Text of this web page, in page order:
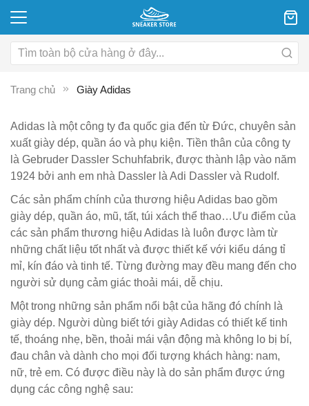
Trang chủ Giày Adidas
Adidas là một công ty đa quốc gia đến từ Đức, chuyên sản
xuất giày dép, quần áo và phụ kiện. Tiền thân của công ty
là Gebruder Dassler Schuhfabrik, được thành lập vào năm
1924 bởi anh em nhà Dassler là Adi Dassler và Rudolf.
Các sản phẩm chính của thương hiệu Adidas bao gồm
giày dép, quần áo, mũ, tất, túi xách thể thao…Ưu điểm của
các sản phẩm thương hiệu Adidas là luôn được làm từ
những chất liệu tốt nhất và được thiết kế với kiểu dáng tỉ
mỉ, kín đáo và tinh tế. Từng đường may đều mang đến cho
người sử dụng cảm giác thoải mái, dễ chịu.
Một trong những sản phẩm nổi bật của hãng đó chính là
giày dép. Người dùng biết tới giày Adidas có thiết kế tinh
tế, thoáng nhẹ, bền, thoải mái vận động mà không lo bị bí,
đau chân và dành cho mọi đối tượng khách hàng: nam,
nữ, trẻ em. Có được điều này là do sản phẩm được ứng
dụng các công nghệ sau: